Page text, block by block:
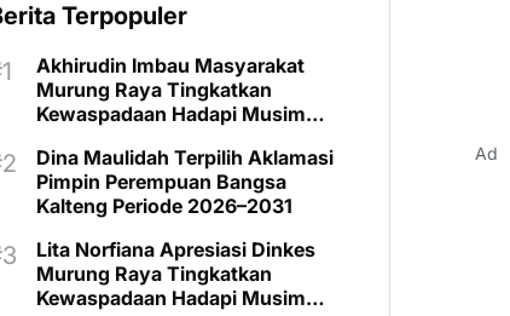
Terpopuler
Akhirudin Imbau Masyarakat
Murung Raya Tingkatkan
Kewaspadaan Hadapi Musim
Dina Maulidah Terpilih Aklamasi
Pimpin Perempuan Bangsa
Kalteng Periode 2026–2031
Lita Norfiana Apresiasi Dinkes
Murung Raya Tingkatkan
Kewaspadaan Hadapi Musim
Ad